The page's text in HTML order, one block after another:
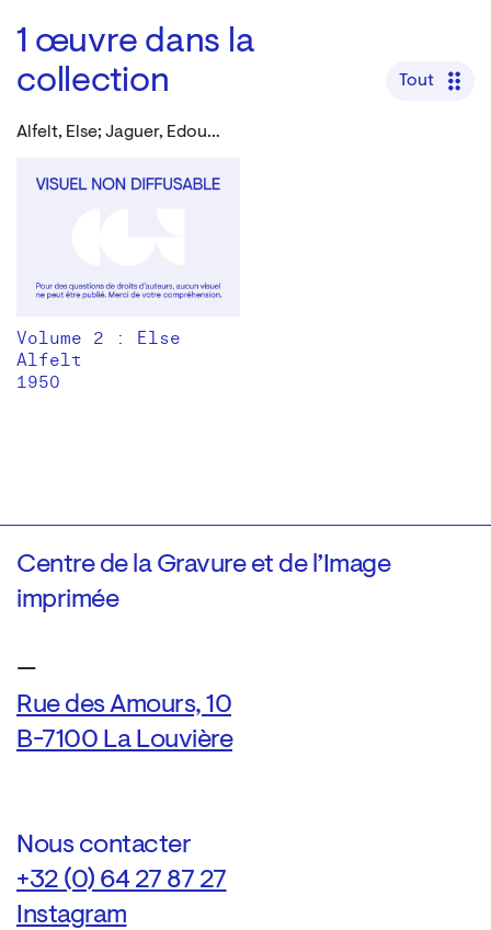
1 œuvre dans la
collection
Tout
Alfelt, Else; Jaguer, Edouard
Volume 2 : Else
Alfelt
1950
Centre de la Gravure et de l’Image
imprimée
—
Rue des Amours, 10
B-7100 La Louvière
Nous contacter
+32 (0) 64 27 87 27
Instagram